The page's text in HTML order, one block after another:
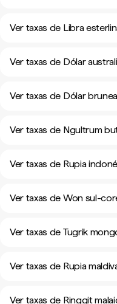
Ver taxas de Libra
Ver taxas de Dólar
Ver taxas de Dólar
Ver taxas de Ngultrum
Ver taxas de Rupia
Ver taxas de Won sul-
Ver taxas de Tugrik
Ver taxas de Rupia
Ver taxas de Ringgit